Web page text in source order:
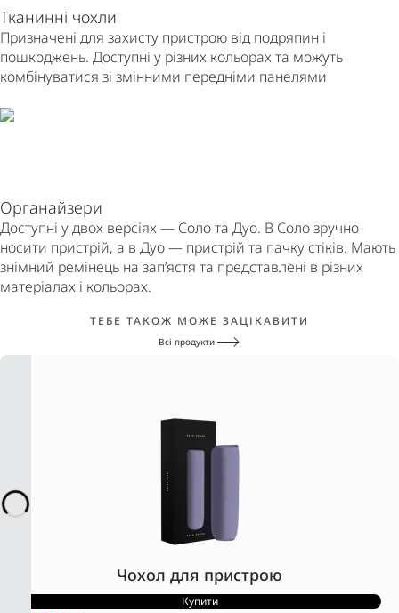
Тканинні чохли
Призначені для захисту пристрою від подряпин і
пошкоджень. Доступні у різних кольорах та можуть
комбінуватися зі змінними передніми панелями
Органайзери
Доступні у двох версіях — Соло та Дуо. В Соло зручно
носити пристрій, а в Дуо — пристрій та пачку стіків. Мають
знімний ремінець на зап’ястя та представлені в різних
матеріалах і кольорах.
ТЕБЕ ТАКОЖ МОЖЕ ЗАЦІКАВИТИ
Всі продукти
Чохол для пристрою
Купити